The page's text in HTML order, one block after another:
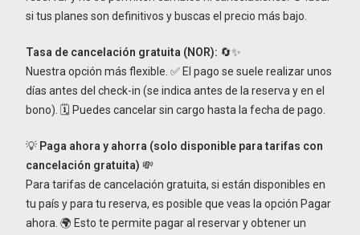
si tus planes son definitivos y buscas el precio más bajo.
Tasa de cancelación gratuita (NOR): 🔄✨
Nuestra opción más flexible. ✅ El pago se suele realizar unos
días antes del check-in (se indica antes de la reserva y en el
bono). 🗓️ Puedes cancelar sin cargo hasta la fecha de pago.
💡 Paga ahora y ahorra (solo disponible para tarifas con
cancelación gratuita) 💸
Para tarifas de cancelación gratuita, si están disponibles en
tu país y para tu reserva, es posible que veas la opción Pagar
ahora. 🌍 Esto te permite pagar al reservar y obtener un